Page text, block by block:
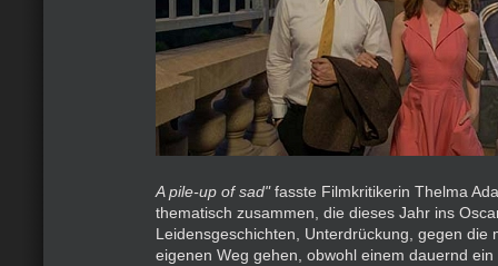
A pile-up of sad"fasste Filmkritikerin Thelma
thematisch zusammen, die dieses Jahr ins
Leidensgeschichten, Unterdrückung, gegen die
eigenen Weg gehen, obwohl einem dauernd